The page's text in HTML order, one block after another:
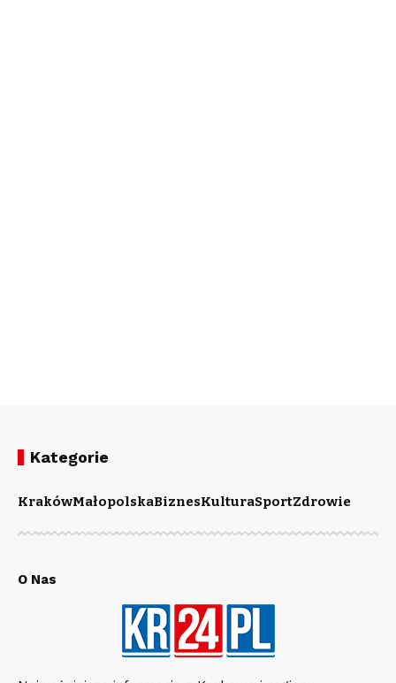
Kategorie
KrakówMałopolskaBiznesKulturaSportZdrowie
O Nas